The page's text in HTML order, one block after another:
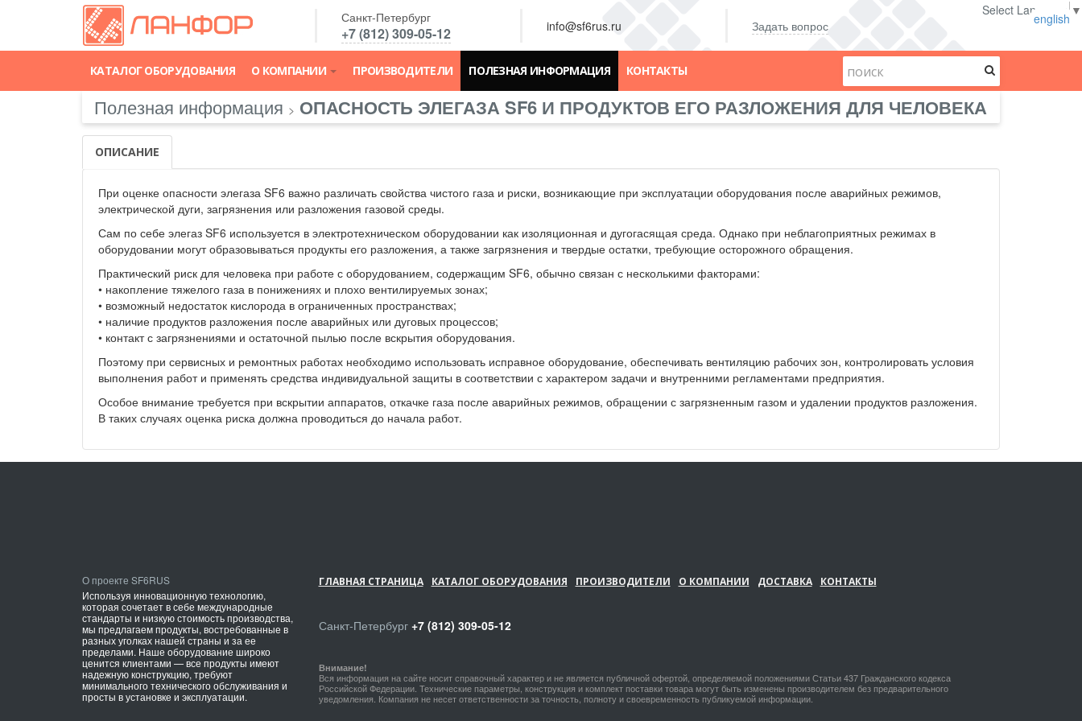
Санкт-Петербург
+7 (812) 309-05-12 info@sf6rus.ru Задать вопрос
КАТАЛОГ ОБОРУДОВАНИЯ О КОМПАНИИ ПРОИЗВОДИТЕЛИ ПОЛЕЗНАЯ ИНФОРМАЦИЯ КОНТАКТЫ
Полезная информация > ОПАСНОСТЬ ЭЛЕГАЗА SF6 И ПРОДУКТОВ ЕГО РАЗЛОЖЕНИЯ ДЛЯ ЧЕЛОВЕКА
ОПИСАНИЕ
При оценке опасности элегаза SF6 важно различать свойства чистого газа и риски, возникающие при эксплуатации оборудования после аварийных режимов,
электрической дуги, загрязнения или разложения газовой среды.
Сам по себе элегаз SF6 используется в электротехническом оборудовании как изоляционная и дугогасящая среда. Однако при неблагоприятных режимах в
оборудовании могут образовываться продукты его разложения, а также загрязнения и твердые остатки, требующие осторожного обращения.
Практический риск для человека при работе с оборудованием, содержащим SF6, обычно связан с несколькими факторами:
• накопление тяжелого газа в понижениях и плохо вентилируемых зонах;
• возможный недостаток кислорода в ограниченных пространствах;
• наличие продуктов разложения после аварийных или дуговых процессов;
• контакт с загрязнениями и остаточной пылью после вскрытия оборудования.
Поэтому при сервисных и ремонтных работах необходимо использовать исправное оборудование, обеспечивать вентиляцию рабочих зон, контролировать условия
выполнения работ и применять средства индивидуальной защиты в соответствии с характером задачи и внутренними регламентами предприятия.
Особое внимание требуется при вскрытии аппаратов, откачке газа после аварийных режимов, обращении с загрязненным газом и удалении продуктов разложения.
В таких случаях оценка риска должна проводиться до начала работ.
О проекте SF6RUS
Используя инновационную технологию,
которая сочетает в себе международные
стандарты и низкую стоимость производства,
мы предлагаем продукты, востребованные в
разных уголках нашей страны и за ее
пределами. Наше оборудование широко
ценится клиентами — все продукты имеют
надежную конструкцию, требуют
минимального технического обслуживания и
просты в установке и эксплуатации.
ГЛАВНАЯ СТРАНИЦА КАТАЛОГ ОБОРУДОВАНИЯ ПРОИЗВОДИТЕЛИ О КОМПАНИИ ДОСТАВКА КОНТАКТЫ
Санкт-Петербург +7 (812) 309-05-12
Внимание!
Вся информация на сайте носит справочный характер и не является публичной офертой, определяемой положениями Статьи 437 Гражданского кодекса
Российской Федерации. Технические параметры, конструкция и комплект поставки товара могут быть изменены производителем без предварительного
уведомления. Компания не несет ответственности за точность, полноту и своевременность публикуемой информации.
Select Language ▼
english